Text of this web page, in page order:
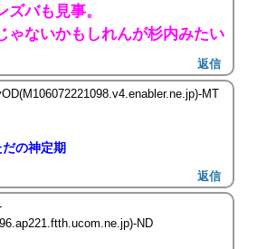
ズバも見事。
ゃないかもしれんが杉内みたい
返信
MT
の神定期
返信
ND